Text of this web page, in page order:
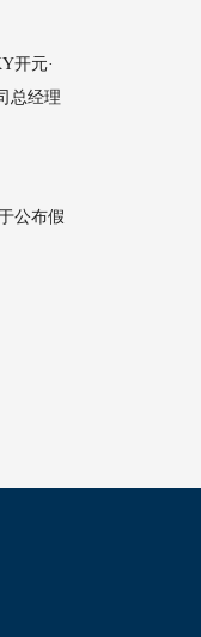
开元·
总经理
公布假